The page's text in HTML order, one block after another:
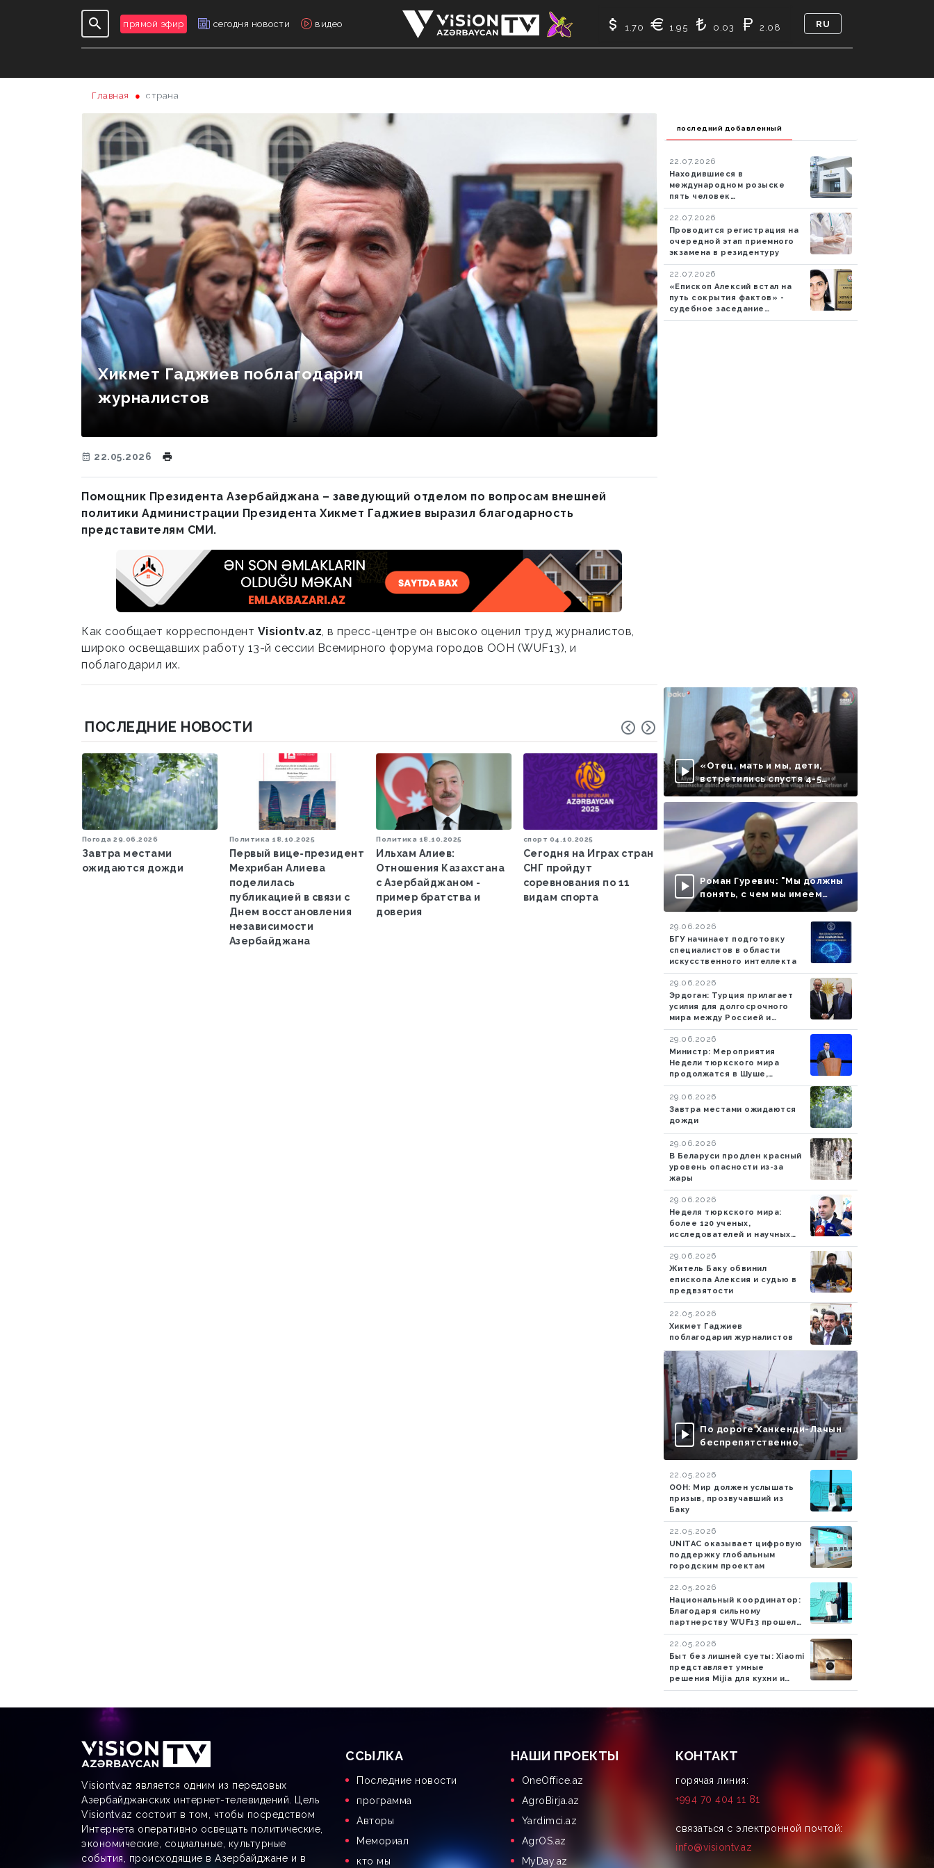
прямой эфир сегодня новости видео
ПОСЛЕДНИЕ НОВОСТИ
1.70 1.95 0.03 2.08 RU
Главная страна
Хикмет Гаджиев поблагодарил
журналистов
22.05.2026
Помощник Президента Азербайджана – заведующий отделом по вопросам внешней
политики Администрации Президента Хикмет Гаджиев выразил благодарность
представителям СМИ.
Как сообщает корреспондент Visiontv.az, в пресс-центре он высоко оценил труд журналистов,
широко освещавших работу 13-й сессии Всемирного форума городов ООН (WUF13), и
поблагодарил их.
ПОСЛЕДНИЕ НОВОСТИ
Погода 29.06.2026
Завтра местами
ожидаются дожди
Политика 18.10.2025
Первый вице-президент
Мехрибан Алиева
поделилась
публикацией в связи с
Днем восстановления
независимости
Азербайджана
Политика 18.10.2025
Ильхам Алиев:
Отношения Казахстана
с Азербайджаном -
пример братства и
доверия
спорт 04.10.2025
Сегодня на Играх стран
СНГ пройдут
соревнования по 11
видам спорта
03.07.2025
Завтра на территории
Азербайджана
ожидается +32°
Погода 02.07.2025
Завтра на
Азербайджана
ожидается +33
последний добавленный
22.07.2026
Находившиеся в
международном розыске
пять человек
экстрадированы в
Азербайджан
22.07.2026
Проводится регистрация на
очередной этап приемного
экзамена в резидентуру
22.07.2026
«Епископ Алексий встал на
путь сокрытия фактов» -
судебное заседание
продолжается
«Отец, мать и мы, дети,
встретились спустя 4-5
месяцев»
Роман Гуревич: "Мы должны
понять, с чем мы имеем
29.06.2026
БГУ начинает подготовку
специалистов в области
искусственного интеллекта
29.06.2026
Эрдоган: Турция прилагает
усилия для долгосрочного
мира между Россией и
Украиной
29.06.2026
Министр: Мероприятия
Недели тюркского мира
продолжатся в Шуше,
Ханкенди и Агдаме
29.06.2026
Завтра местами ожидаются
дожди
29.06.2026
В Беларуси продлен красный
уровень опасности из-за
жары
29.06.2026
Неделя тюркского мира:
более 120 ученых,
исследователей и научных
сотрудников из более чем 20
стран
29.06.2026
Житель Баку обвинил
епископа Алексия и судью в
предвзятости
22.05.2026
Хикмет Гаджиев
поблагодарил журналистов
По дороге Ханкенди-Лачын
беспрепятственно
проехали еще 13
автомобилей миротворцев
22.05.2026
ООН: Мир должен услышать
призыв, прозвучавший из
Баку
22.05.2026
UNITAC оказывает цифровую
поддержку глобальным
городским проектам
22.05.2026
Национальный координатор:
Благодаря сильному
партнерству WUF13 прошел
успешно
22.05.2026
Быт без лишней суеты: Xiaomi
представляет умные
решения Mijia для кухни и
стирки
Visiontv.az является одним из передовых
Азербайджанских интернет-телевидений. Цель
Visiontv.az состоит в том, чтобы посредством
Интернета оперативно освещать политические,
экономические, социальные, культурные
события, происходящие в Азербайджане и в
CСЫЛКА
Последние новости
программа
Aвторы
Мемориал
кто мы
НАШИ ПРОЕКТЫ
OneOffice.az
AgroBirja.az
Yardimci.az
AgrOS.az
MyDay.az
КОНТАКТ
горячая линия:
+994 70 404 11 81
связаться с электронной почтой:
info@visiontv.az